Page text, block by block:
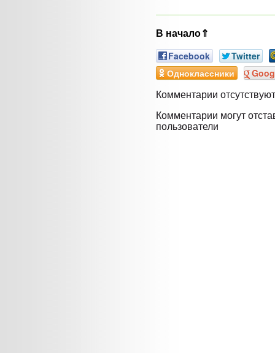
В начало⇑
Facebook
Twitter
Одноклассники
Комментарии отсутствуют
Комментарии могут
пользователи